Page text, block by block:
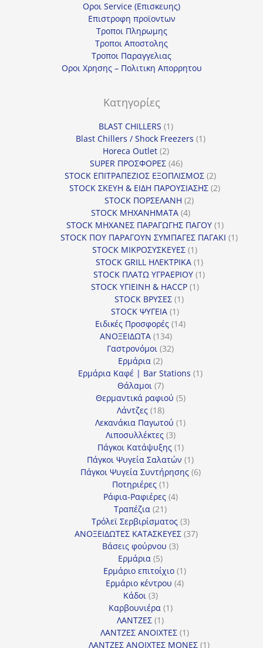
Οροι Service (Επισκευης)
Επιστροφη προϊοντων
Τροποι Πληρωμης
Τροποι Αποστολης
Τροποι Παραγγελιας
Οροι Χρησης – Πολιτικη Απορρητου
Κατηγορίες
BLAST CHILLERS 11
προϊόν
Blast Chillers / Shock Freezers 11
Horeca Outlet 22
προϊόντα
SUPER ΠΡΟΣΦΟΡΕΣ 4646
προϊόντα
STOCK ΕΠΙΤΡΑΠΕΖΙΟΣ ΕΞΟΠΛΙΣΜΟΣ 22
προϊόντα
STOCK ΣΚΕΥΗ & ΕΙΔΗ ΠΑΡΟΥΣΙΑΣΗΣ 22
STOCK ΠΟΡΣΕΛΑΝΗ 22
STOCK ΜΗΧΑΝΗΜΑΤΑ 44
προϊόντα
STOCK ΜΗΧΑΝΕΣ ΠΑΡΑΓΩΓΗΣ ΠΑΓΟΥ 11
προϊόν
STOCK ΠΟΥ ΠΑΡΑΓΟΥΝ ΣΥΜΠΑΓΕΣ ΠΑΓΑΚΙ 11
STOCK ΜΙΚΡΟΣΥΣΚΕΥΕΣ 11
προϊόν
STOCK GRILL ΗΛΕΚΤΡΙΚΑ 11
προϊόν
STOCK ΠΛΑΤΩ ΥΓΡΑΕΡΙΟΥ 11
STOCK ΥΓΙΕΙΝΗ & HACCP 11
STOCK ΒΡΥΣΕΣ 11
STOCK ΨΥΓΕΙΑ 11
προϊόν
Ειδικές Προσφορές 1414
ΑΝΟΞΕΙΔΩΤΑ 134134
προϊόντα
Γαστρονόμοι 3232
Ερμάρια 22
προϊόντα
Ερμάρια Καφέ | Bar Stations 11
Θάλαμοι 77
προϊόντα
Θερμαντικά ραφιού 55
Λάντζες 1818
προϊόντα
Λεκανάκια Παγωτού 11
Λιποσυλλέκτες 33
προϊόντα
Πάγκοι Κατάψυξης 11
προϊόν
Πάγκοι Ψυγεία Σαλατών 11
προϊόν
Πάγκοι Ψυγεία Συντήρησης 66
Ποτηριέρες 11
προϊόν
Ράφια-Ραφιέρες 44
Τραπέζια 2121
προϊόντα
Τρόλεϊ Σερβιρίσματος 33
προϊόντα
ΑΝΟΞΕΙΔΩΤΕΣ ΚΑΤΑΣΚΕΥΕΣ 3737
Βάσεις φούρνου 33
Ερμάρια 55
προϊόντα
Ερμάριο επιτοίχιο 11
προϊόν
Ερμάριο κέντρου 44
Κάδοι 33
προϊόντα
Καρβουνιέρα 11
ΛΑΝΤΖΕΣ 11
προϊόν
ΛΑΝΤΖΕΣ ΑΝΟΙΧΤΕΣ 11
προϊόν
ΛΑΝΤΖΕΣ ΑΝΟΙΧΤΕΣ ΜΟΝΕΣ 11